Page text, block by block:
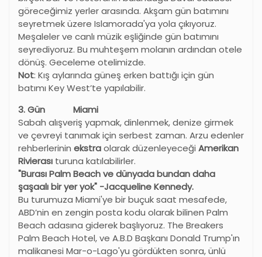
göreceğimiz yerler arasında. Akşam gün batımını
seyretmek üzere Islamorada'ya yola çıkıyoruz.
Meşaleler ve canlı müzik eşliğinde gün batımını
seyrediyoruz. Bu muhteşem molanın ardından otele
dönüş. Geceleme otelimizde.
Not: Kış aylarında güneş erken battığı için gün
batımı Key West’te yapılabilir.
3. Gün Miami
Sabah alışveriş yapmak, dinlenmek, denize girmek
ve çevreyi tanımak için serbest zaman. Arzu edenler
rehberlerinin ekstraolarak düzenleyeceği Amerikan
Rivierası turuna katılabilirler.
"Burası Palm Beach ve dünyada bundan daha
şaşaalı bir yer yok" -Jacqueline Kennedy.
Bu turumuza Miami'ye bir buçuk saat mesafede,
ABD’nin en zengin posta kodu olarak bilinen Palm
Beach adasına giderek başlıyoruz. The Breakers
Palm Beach Hotel, ve A.B.D Başkanı Donald Trump'ın
malikanesi Mar-o-Lago'yu gördükten sonra, ünlü